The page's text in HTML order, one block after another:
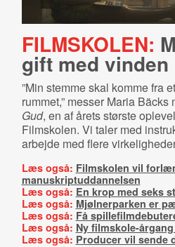
FILMSKOLEN:
gift med vinden
”Min stemme skal komme fra
rummet,” messer Maria Bäcks
Gud, en af årets største
Filmskolen. Vi taler med
arbejde med flere
Læs også: Filmskolen vil
manuskriptuddannelsen
Læs også: En krop med seks
Læs også: Mjølnerparken er
Læs også: Få
Læs også: Ny filmskole-
Læs også: Producer vil sende